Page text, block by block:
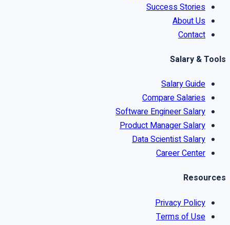
Success Stories
About Us
Contact
Salary & Tools
Salary Guide
Compare Salaries
Software Engineer Salary
Product Manager Salary
Data Scientist Salary
Career Center
Resources
Privacy Policy
Terms of Use